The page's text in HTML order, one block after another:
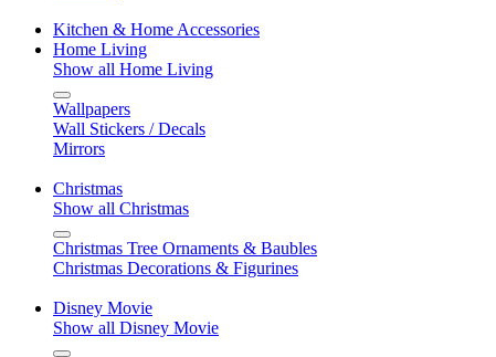
Kitchen & Home Accessories
Home Living
Show all Home Living
Wallpapers
Wall Stickers / Decals
Mirrors
Christmas
Show all Christmas
Christmas Tree Ornaments & Baubles
Christmas Decorations & Figurines
Disney Movie
Show all Disney Movie